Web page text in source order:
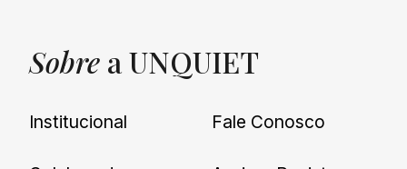
Sobre a UNQUIET
Institucional Fale Conosco